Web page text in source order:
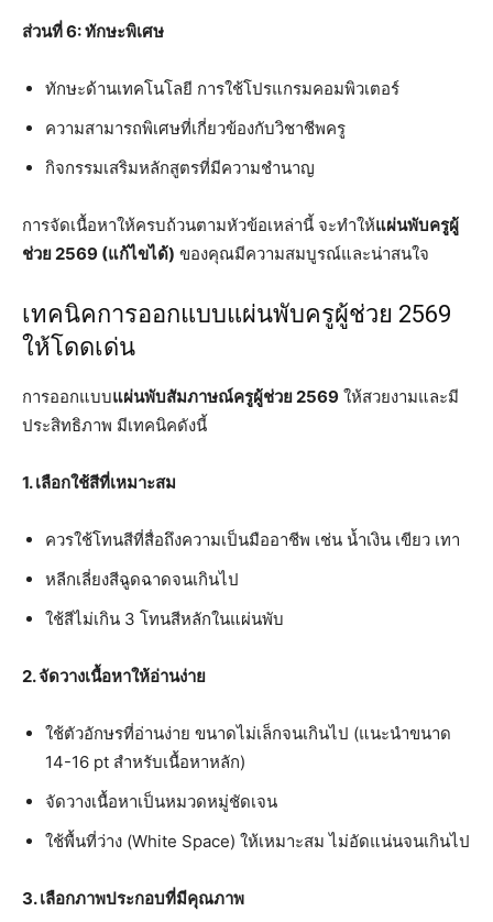
ส่วนที่ 6: ทักษะพิเศษ
ทักษะด้านเทคโนโลยี การใช้โปรแกรมคอมพิวเตอร์
ความสามารถพิเศษที่เกี่ยวข้องกับวิชาชีพครู
กิจกรรมเสริมหลักสูตรที่มีความชำนาญ
การจัดเนื้อหาให้ครบถ้วนตามหัวข้อเหล่านี้ จะทำให้แผ่นพับครูผู้
ช่วย 2569 (แก้ไขได้) ของคุณมีความสมบูรณ์และน่าสนใจ
เทคนิคการออกแบบแผ่นพับครูผู้ช่วย 2569
ให้โดดเด่น
การออกแบบแผ่นพับสัมภาษณ์ครูผู้ช่วย 2569 ให้สวยงามและมี
ประสิทธิภาพ มีเทคนิคดังนี้
1. เลือกใช้สีที่เหมาะสม
ควรใช้โทนสีที่สื่อถึงความเป็นมืออาชีพ เช่น น้ำเงิน เขียว เทา
หลีกเลี่ยงสีฉูดฉาดจนเกินไป
ใช้สีไม่เกิน 3 โทนสีหลักในแผ่นพับ
2. จัดวางเนื้อหาให้อ่านง่าย
ใช้ตัวอักษรที่อ่านง่าย ขนาดไม่เล็กจนเกินไป (แนะนำขนาด
14-16 pt สำหรับเนื้อหาหลัก)
จัดวางเนื้อหาเป็นหมวดหมู่ชัดเจน
ใช้พื้นที่ว่าง (White Space) ให้เหมาะสม ไม่อัดแน่นจนเกินไป
3. เลือกภาพประกอบที่มีคุณภาพ